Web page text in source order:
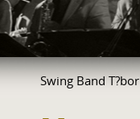
Swing Band T?bor